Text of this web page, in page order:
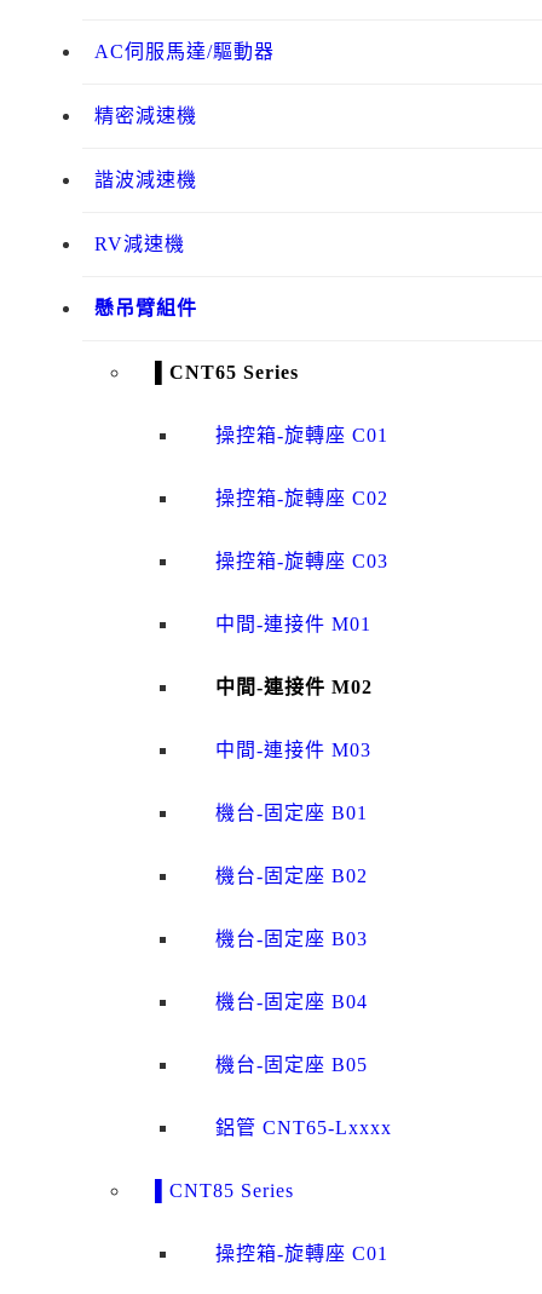
AC伺服馬達/驅動器
精密減速機
諧波減速機
RV減速機
懸吊臂組件
▌CNT65 Series
操控箱-旋轉座 C01
操控箱-旋轉座 C02
操控箱-旋轉座 C03
中間-連接件 M01
中間-連接件 M02
中間-連接件 M03
機台-固定座 B01
機台-固定座 B02
機台-固定座 B03
機台-固定座 B04
機台-固定座 B05
鋁管 CNT65-Lxxxx
▌CNT85 Series
操控箱-旋轉座 C01